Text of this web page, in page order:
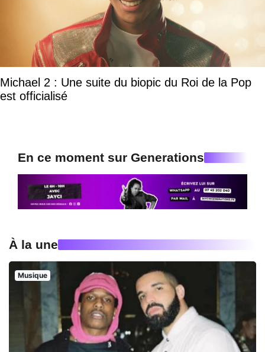
Michael 2 : Une suite du biopic du Roi de la Pop
est officialisé
En ce moment sur Generations
À la une
Musique